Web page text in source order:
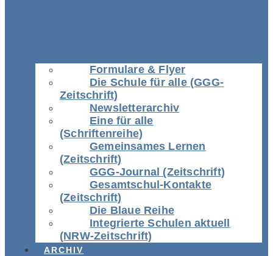
Formulare & Flyer
Die Schule für alle (GGG-
Zeitschrift)
Newsletterarchiv
Eine für alle
(Schriftenreihe)
Gemeinsames Lernen
(Zeitschrift)
GGG-Journal (Zeitschrift)
Gesamtschul-Kontakte
(Zeitschrift)
Die Blaue Reihe
Integrierte Schulen aktuell
(NRW-Zeitschrift)
ARCHIV